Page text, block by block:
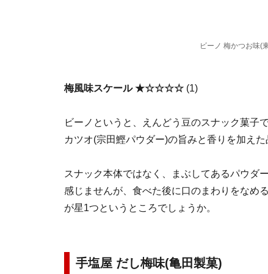
ビーノ 梅かつお味(
梅風味スケール ★☆☆☆☆ (1)
ビーノというと、えんどう豆のスナック菓子
カツオ(宗田鰹パウダー)の旨みと香りを加えた
スナック本体ではなく、まぶしてあるパウダ
感じませんが、食べた後に口のまわりをなめ
が星1つというところでしょうか。
手塩屋 だし梅味(亀田製菓)